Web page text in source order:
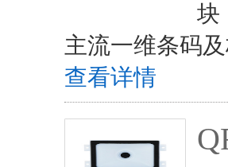
块
主流一维条码
查看详情